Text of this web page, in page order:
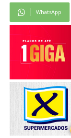
WhatsApp